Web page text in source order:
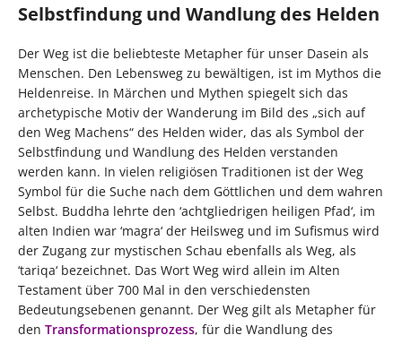
Selbstfindung und Wandlung des Helden
Der Weg ist die beliebteste Metapher für unser Dasein als
Menschen. Den Lebensweg zu bewältigen, ist im Mythos die
Heldenreise. In Märchen und Mythen spiegelt sich das
archetypische Motiv der Wanderung im Bild des „sich auf
den Weg Machens“ des Helden wider, das als Symbol der
Selbstfindung und Wandlung des Helden verstanden
werden kann. In vielen religiösen Traditionen ist der Weg
Symbol für die Suche nach dem Göttlichen und dem wahren
Selbst. Buddha lehrte den ‘achtgliedrigen heiligen Pfad‘, im
alten Indien war ‘magra‘ der Heilsweg und im Sufismus wird
der Zugang zur mystischen Schau ebenfalls als Weg, als
‘tariqa‘ bezeichnet. Das Wort Weg wird allein im Alten
Testament über 700 Mal in den verschiedensten
Bedeutungsebenen genannt. Der Weg gilt als Metapher für
den Transformationsprozess, für die Wandlung des